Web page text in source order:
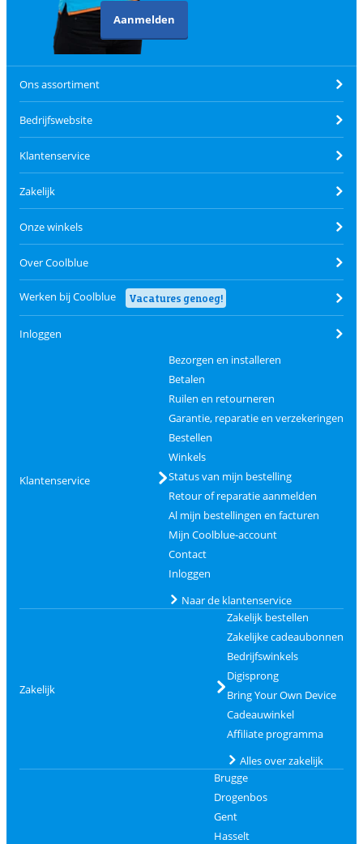
Aanmelden
Ons assortiment
Bedrijfswebsite
Klantenservice
Zakelijk
Onze winkels
Over Coolblue
Werken bij Coolblue Vacatures genoeg!
Inloggen
Klantenservice
Bezorgen en installeren
Betalen
Ruilen en retourneren
Garantie, reparatie en verzekeringen
Bestellen
Winkels
Status van mijn bestelling
Retour of reparatie aanmelden
Al mijn bestellingen en facturen
Mijn Coolblue-account
Contact
Inloggen
Naar de klantenservice
Zakelijk
Zakelijk bestellen
Zakelijke cadeaubonnen
Bedrijfswinkels
Digisprong
Bring Your Own Device
Cadeauwinkel
Affiliate programma
Alles over zakelijk
Brugge
Drogenbos
Gent
Hasselt